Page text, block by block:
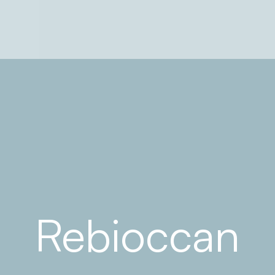
Rebioccan